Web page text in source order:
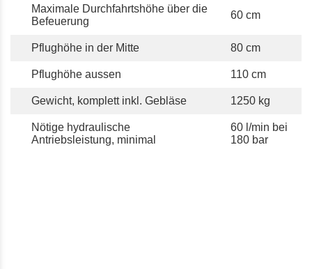
Maximale Durchfahrtshöhe über die
Befeuerung
60 cm
Pflughöhe in der Mitte 80 cm
Pflughöhe aussen 110 cm
Gewicht, komplett inkl. Gebläse 1250 kg
Nötige hydraulische
Antriebsleistung, minimal
60 l/min bei
180 bar